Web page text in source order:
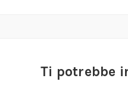
Ti potrebbe